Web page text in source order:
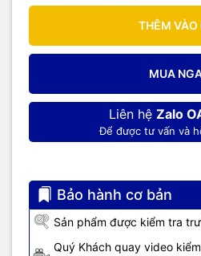
THÊM VÀO
MUA
Liên hệ Zalo
Để được tư vấn và
Bảo hành cơ bản
Sản phẩm được kiểm tra
Quý Khách quay video